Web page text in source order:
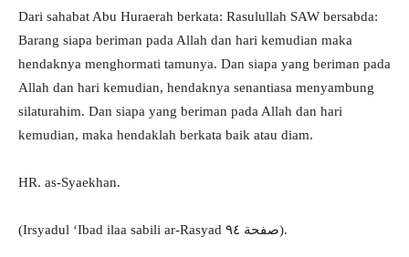
Dari sahabat Abu Huraerah berkata: Rasulullah SAW bersabda:
Barang siapa beriman pada Allah dan hari kemudian maka
hendaknya menghormati tamunya. Dan siapa yang beriman pada
Allah dan hari kemudian, hendaknya senantiasa menyambung
silaturahim. Dan siapa yang beriman pada Allah dan hari
kemudian, maka hendaklah berkata baik atau diam.
HR. as-Syaekhan.
(Irsyadul ‘Ibad ilaa sabili ar-Rasyad صفحة ٩٤).